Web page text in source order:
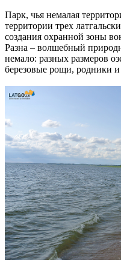
Парк, чья немалая
территории трех
создания охранной зоны
Разна – волшебный
немало: разных размеров
березовые рощи, родники